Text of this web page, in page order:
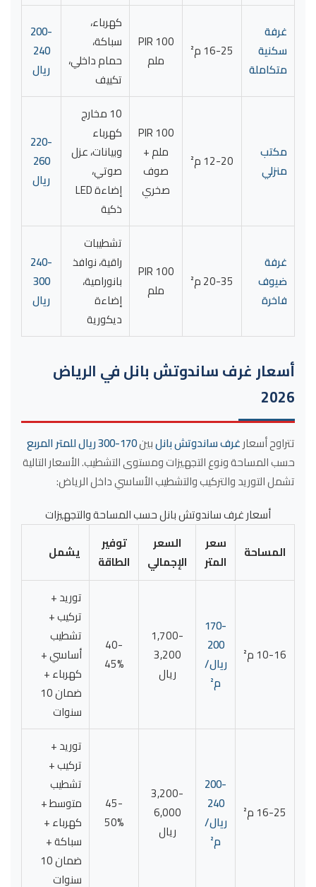
غرفة
سكنية
متكاملة
16-25 م²
PIR 100
ملم
كهرباء،
سباكة،
حمام داخلي،
تكييف
200-
240
ريال
مكتب
منزلي
12-20 م²
PIR 100
ملم +
صوف
صخري
10 مخارج
كهرباء
وبيانات، عزل
صوتي،
إضاءة LED
ذكية
220-
260
ريال
غرفة
ضيوف
فاخرة
20-35 م²
PIR 100
ملم
تشطيبات
راقية، نوافذ
بانورامية،
إضاءة
ديكورية
240-
300
ريال
أسعار غرف ساندوتش بانل في الرياض
2026
تتراوح أسعارغرف ساندوتش بانلبين170-300 ريال للمتر المربع
حسب المساحة ونوع التجهيزات ومستوى التشطيب. الأسعار التالية
تشمل التوريد والتركيب والتشطيب الأساسي داخل الرياض:
أسعار غرف ساندوتش بانل حسب المساحة والتجهيزات
المساحة
سعر
المتر
السعر
الإجمالي
توفير
الطاقة
يشمل
10-16 م²
170-
200
ريال/
م²
1,700-
3,200
ريال
40-
45%
توريد +
تركيب +
تشطيب
أساسي +
كهرباء +
ضمان 10
سنوات
16-25 م²
200-
240
ريال/
م²
3,200-
6,000
ريال
45-
50%
توريد +
تركيب +
تشطيب
متوسط +
كهرباء +
سباكة +
ضمان 10
سنوات